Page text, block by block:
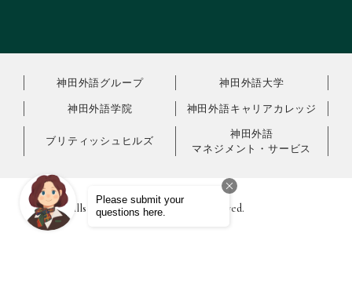
神田外語グループ 神田外語大学
神田外語学院 神田外語キャリアカレッジ
ブリティッシュヒルズ
神田外語
マネジメント・サービス
© British Hills Corporation, All Rights Reserved.